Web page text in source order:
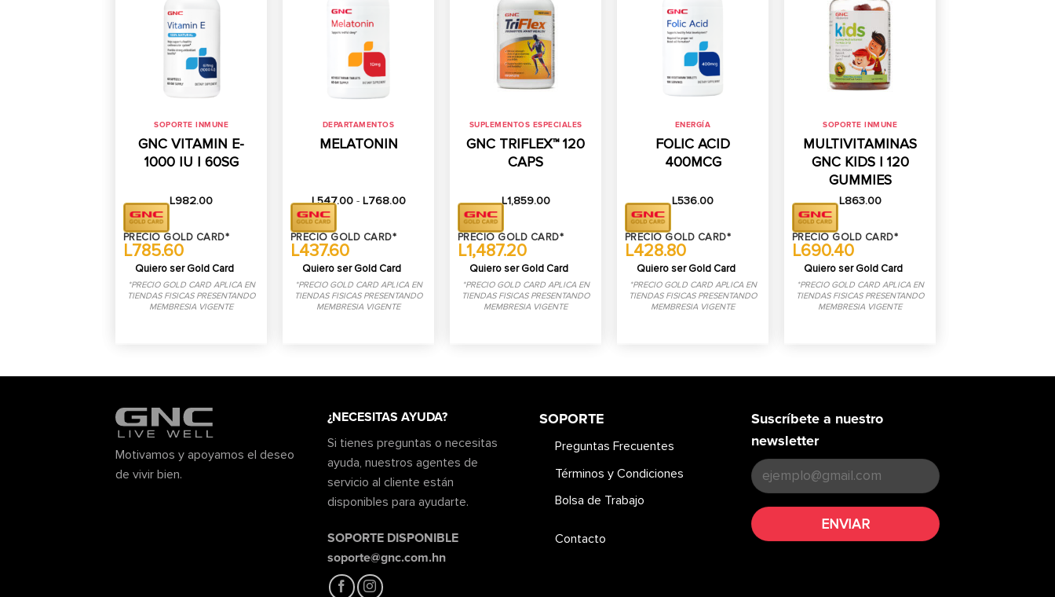
SOPORTE INMUNE
GNC VITAMIN E-
1000 IU | 60SG
L982.00
PRECIO GOLD CARD*
L785.60
Quiero ser Gold Card
*PRECIO GOLD CARD APLICA EN
TIENDAS FISICAS PRESENTANDO
MEMBRESIA VIGENTE
DEPARTAMENTOS
MELATONIN
L547.00 - L768.00Rango
PRECIO GOLD CARD*
L437.60
Quiero ser Gold Card
*PRECIO GOLD CARD APLICA EN
TIENDAS FISICAS PRESENTANDO
MEMBRESIA VIGENTE
SUPLEMENTOS ESPECIALES
GNC TRIFLEX™ 120
CAPS
L1,859.00
PRECIO GOLD CARD*
L1,487.20
Quiero ser Gold Card
*PRECIO GOLD CARD APLICA EN
TIENDAS FISICAS PRESENTANDO
MEMBRESIA VIGENTE
ENERGÍA
FOLIC ACID
400MCG
L536.00
PRECIO GOLD CARD*
L428.80
Quiero ser Gold Card
*PRECIO GOLD CARD APLICA EN
TIENDAS FISICAS PRESENTANDO
MEMBRESIA VIGENTE
SOPORTE INMUNE
MULTIVITAMINAS
GNC KIDS | 120
GUMMIES
L863.00
PRECIO GOLD CARD*
L690.40
Quiero ser Gold Card
*PRECIO GOLD CARD APLICA EN
TIENDAS FISICAS PRESENTANDO
MEMBRESIA VIGENTE
Motivamos y apoyamos el deseo
de vivir bien.
¿NECESITAS AYUDA?
Si tienes preguntas o necesitas
ayuda, nuestros agentes de
servicio al cliente están
disponibles para ayudarte.
SOPORTE DISPONIBLE
soporte@gnc.com.hn
SOPORTE
Preguntas Frecuentes
Términos y Condiciones
Bolsa de Trabajo
Contacto
Suscríbete a nuestro
newsletter